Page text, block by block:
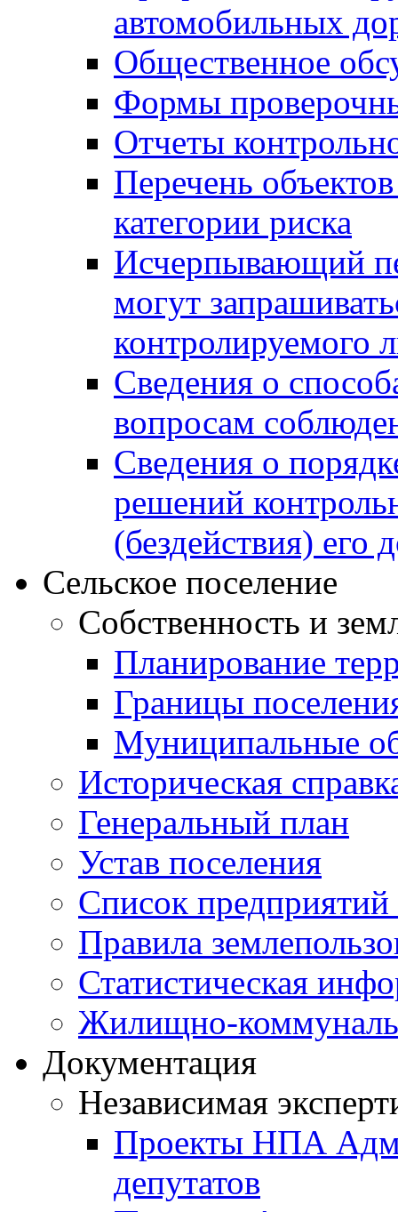
автомобильных
Общественное
Формы
Отчеты
Перечень
категории риска
Исчерпывающий
могут
контролируемого
Сведения о
вопросам
Сведения о
решений
(бездействия) его
Сельское поселение
Собственность и
Планирование
Границы
Муниципальные
Историческая
Генеральный план
Устав поселения
Список предприятий
Правила
Статистическая
Жилищно-
Документация
Независимая
Проекты НПА
депутатов